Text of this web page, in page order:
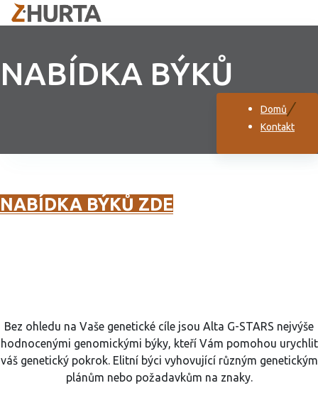
NABÍDKA BÝKŮ
Domů
Kontakt
NABÍDKA BÝKŮ ZDE
Bez ohledu na Vaše genetické cíle jsou Alta G-STARS nejvýše
hodnocenými genomickými býky, kteří Vám pomohou urychlit
váš genetický pokrok. Elitní býci vyhovující různým genetickým
plánům nebo požadavkům na znaky.